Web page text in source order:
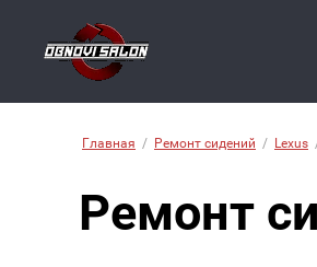
Главная / Ремонт сидений / Lexus
Ремонт